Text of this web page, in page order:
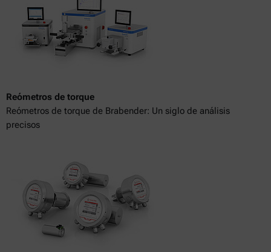
Reómetros de torque
Reómetros de torque de Brabender: Un siglo de análisis
precisos